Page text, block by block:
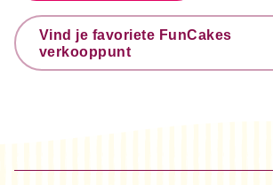
Vind je favoriete FunCakes
verkooppunt